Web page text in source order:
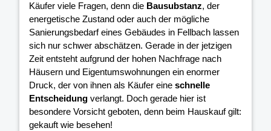
Käufer viele Fragen, denn die Bausubstanz, der
energetische Zustand oder auch der mögliche
Sanierungsbedarf eines Gebäudes in Fellbach lassen
sich nur schwer abschätzen. Gerade in der jetzigen
Zeit entsteht aufgrund der hohen Nachfrage nach
Häusern und Eigentumswohnungen ein enormer
Druck, der von ihnen als Käufer eine schnelle
Entscheidung verlangt. Doch gerade hier ist
besondere Vorsicht geboten, denn beim Hauskauf gilt:
gekauft wie besehen!